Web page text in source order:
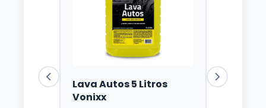
Lava Autos 5 Litros
Vonixx